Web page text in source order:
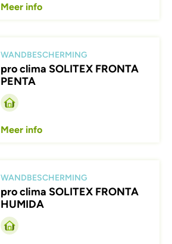
Meer info
WANDBESCHERMING
pro clima SOLITEX FRONTA
PENTA
Meer info
WANDBESCHERMING
pro clima SOLITEX FRONTA
HUMIDA